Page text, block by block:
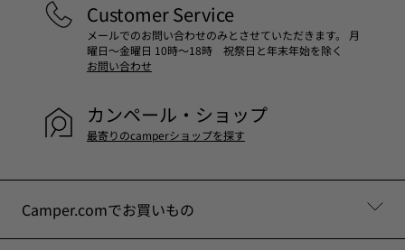
Camper.comでお買いもの
Customer Service
メールでのお問い合わせのみとさせていただきます。 月
曜日～金曜日 10時～18時 祝祭日と年末年始を除く
お問い合わせ
カンペール・ショップ
最寄りのcamperショップを探す